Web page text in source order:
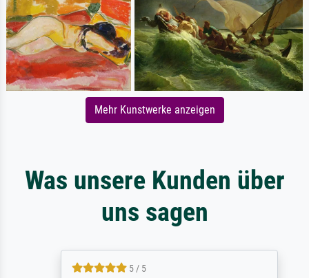
Mehr Kunstwerke anzeigen
Was unsere Kunden über
uns sagen
5 / 5